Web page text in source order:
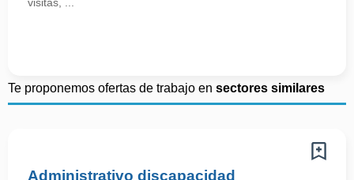
Te proponemos ofertas de trabajo en sectores similares
Administrativo discapacidad